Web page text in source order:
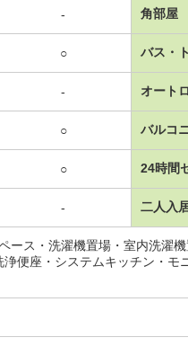
- 角部屋
○ バス・
- オート
○ バルコ
○ 24時間
- 二人入
ース・洗濯機置場・室内洗濯
便座・システムキッチン・